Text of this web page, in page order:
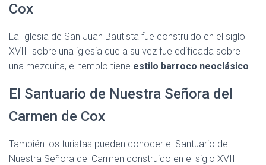
Cox
La Iglesia de San Juan Bautista fue construido en el siglo
XVIII sobre una iglesia que a su vez fue edificada sobre
una mezquita, el templo tiene estilo barroco neoclásico.
El Santuario de Nuestra Señora del
Carmen de Cox
También los turistas pueden conocer el Santuario de
Nuestra Señora del Carmen construido en el siglo XVII